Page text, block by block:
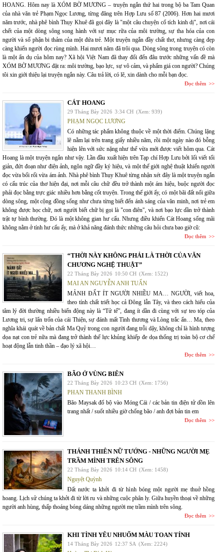
HOANG. Hôm nay là XÓM BỜ MƯƠNG – truyện ngắn thứ hai trong bộ ba Tam Quan
của nhà văn trẻ Phạm Ngọc Lương, từng đăng trên Hợp Lưu số 87 (2006). Hơn hai mươi
năm trước, nhà phê bình Thụy Khuê đã gọi đây là "một câu chuyện cổ tích kinh dị", nơi cái
chết của một dòng sông song hành với sự mục rữa của môi trường, sự tha hóa của con
người và số phận bi thảm của một đứa trẻ. Một truyện ngắn đầy chất thơ, nhưng càng đẹp
càng khiến người đọc rùng mình. Hai mươi năm đã trôi qua. Dòng sông trong truyện có còn
là một ẩn dụ của hôm nay? Xã hội Việt Nam đã thay đổi đến đâu trước những vấn đề mà
XÓM BỜ MƯƠNG đặt ra: môi trường, bạo lực, sự vô cảm, và phẩm giá con người? Chúng
tôi xin giới thiệu lại truyện ngắn này. Câu trả lời, có lẽ, xin dành cho mỗi bạn đọc.
Đọc thêm
CÁT HOANG
29 Tháng Bảy 2026 3:34 CH (Xem: 939)
PHẠM NGỌC LƯƠNG
Có những tác phẩm không thuộc về một thời điểm. Chúng lặng
lẽ nằm lại trên trang giấy nhiều năm, rồi một ngày nào đó bỗng
hiện lên với sức nặng như thể vừa mới được viết hôm qua. Cát
Hoang là một truyện ngắn như vậy. Lần đầu xuất hiện trên Tạp chí Hợp Lưu bởi lối viết tối
giản, đứt đoạn như điện ảnh, ngôn ngữ đầy ký hiệu, và một thế giới nghệ thuật khiến người
đọc vừa bối rối vừa ám ảnh. Nhà phê bình Thụy Khuê từng nhận xét đây là một truyện ngắn
có cấu trúc của thơ hiện đại, nơi mỗi câu chữ đều trở thành một ám hiệu, buộc người đọc
phải đọc bằng trực giác nhiều hơn bằng cốt truyện. Trong thế giới ấy, có một bãi đất nổi giữa
dòng sông, một cộng đồng sống như chưa từng biết đến ánh sáng của văn minh, nơi trẻ em
không được học chữ, nơi người biết chữ bị gọi là "con điên", và nơi bạo lực dần trở thành
trật tự bình thường. Đó là một không gian hư cấu. Nhưng điều khiến Cát Hoang sống mãi
không nằm ở tính hư cấu ấy, mà ở khả năng đánh thức những câu hỏi chưa bao giờ cũ:
Đọc thêm
“THỜI NÀY KHÔNG PHẢI LÀ THỜI CỦA VĂN
CHƯƠNG NGHỆ THUẬT”
22 Tháng Bảy 2026 10:50 CH (Xem: 1522)
MAI AN NGUYỄN ANH TUẤN
MẢNH ĐẤT ÍT NGƯỜI NHIỀU MA… NGƯỜI, viết hoa,
theo tính chất triết học cả Đông lẫn Tây, và theo cách hiểu của
tâm lý đời thường nhiều biến động này là “Tử tế”, đang ít dần đi cùng với sự teo tóp của
Lương tri, sự lẩn trốn của cái Thiện, sự đánh mất Tình thương và Lòng trắc ẩn… Ma, theo
nghĩa khái quát về bản chất Ma Quỷ trong con người đang trỗi dậy, không chỉ là hình tượng
dọa nạt con trẻ nữa mà đang trở thành thế lực khủng khiếp đe dọa thống trị toàn bộ cơ chế
hoạt động lẫn tinh thần – đạo lý xã hội…
Đọc thêm
BÃO Ở VÙNG BIÊN
22 Tháng Bảy 2026 10:23 CH (Xem: 1756)
PHAN THANH BÌNH
Bão Maysak đổ bộ vào Móng Cái / các bản tin điện tử dồn lên
trang nhất / suốt nhiều giờ chống bão / anh đợi bản tin em
Đọc thêm
THÁNH THIÊN NỮ TƯỚNG - NHỮNG NGƯỜI MẸ
TRẦM MÌNH TRÊN SÔNG
22 Tháng Bảy 2026 10:14 CH (Xem: 1458)
Nguyệt Quỳnh
Đất nước ta khởi đi từ hình bóng một người mẹ thuở hồng
hoang. Lịch sử chúng ta khởi đi từ lời ru và những cuộc phân ly. Giữa huyền thoại về những
người anh hùng, thấp thoáng bóng dáng những người mẹ trầm mình trên sông.
Đọc thêm
KHI TÌNH YÊU NHUỐM MÀU TOAN TÍNH
14 Tháng Bảy 2026 12:37 SA (Xem: 2224)